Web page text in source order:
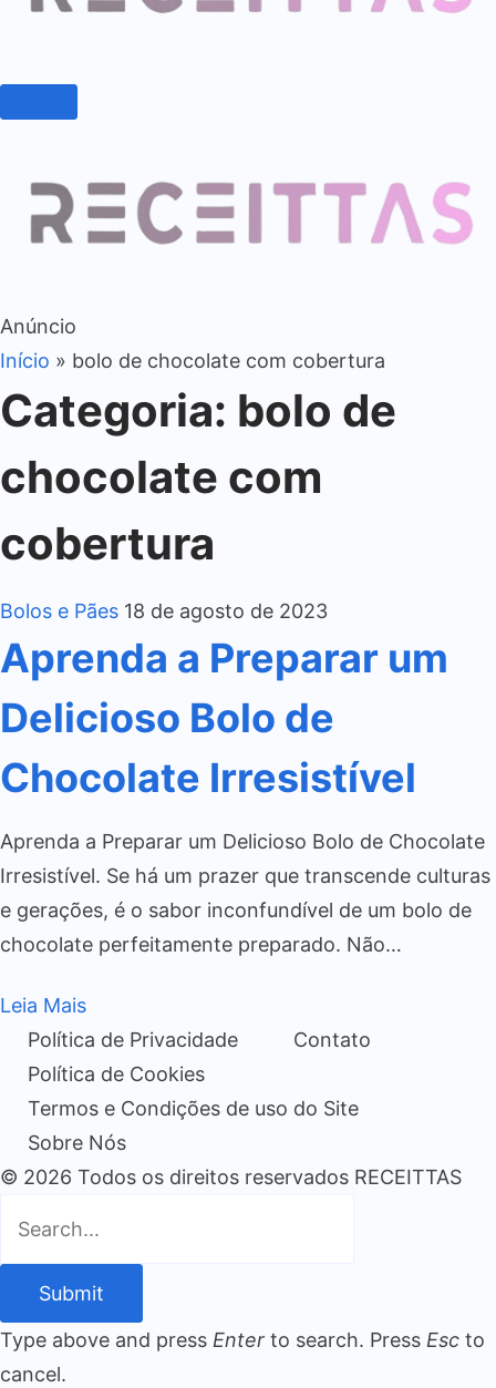
Anúncio
Início » bolo de chocolate com cobertura
Categoria: bolo de
chocolate com
cobertura
Bolos e Pães 18 de agosto de 2023
Aprenda a Preparar um
Delicioso Bolo de
Chocolate Irresistível
Aprenda a Preparar um Delicioso Bolo de Chocolate
Irresistível. Se há um prazer que transcende culturas
e gerações, é o sabor inconfundível de um bolo de
chocolate perfeitamente preparado. Não…
Leia Mais
Política de Privacidade
Contato
Política de Cookies
Termos e Condições de uso do Site
Sobre Nós
© 2026 Todos os direitos reservados RECEITTAS
Submit
Type above and press Enter to search. Press Esc to
cancel.